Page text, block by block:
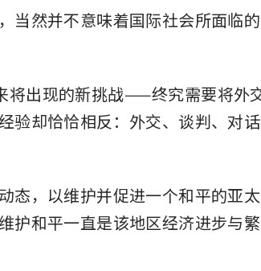
当然并不意味着国际社会所面临
出现的新挑战——终究需要将外
验却恰恰相反：外交、谈判、对
态，以维护并促进一个和平的亚
护和平一直是该地区经济进步与